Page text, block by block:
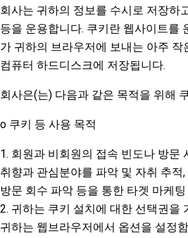
회사는 귀하의 정보를 수시로 저장하
등을 운용합니다. 쿠키란 웹사이트를
가 귀하의 브라우저에 보내는 아주 작
컴퓨터 하드디스크에 저장됩니다.
회사은(는) 다음과 같은 목적을 위해
o 쿠키 등 사용 목적
1. 회원과 비회원의 접속 빈도나 방문
취향과 관심분야를 파악 및 자취 추적
방문 회수 파악 등을 통한 타겟 마케
2. 귀하는 쿠키 설치에 대한 선택권을
귀하는 웹브라우저에서 옵션을 설정